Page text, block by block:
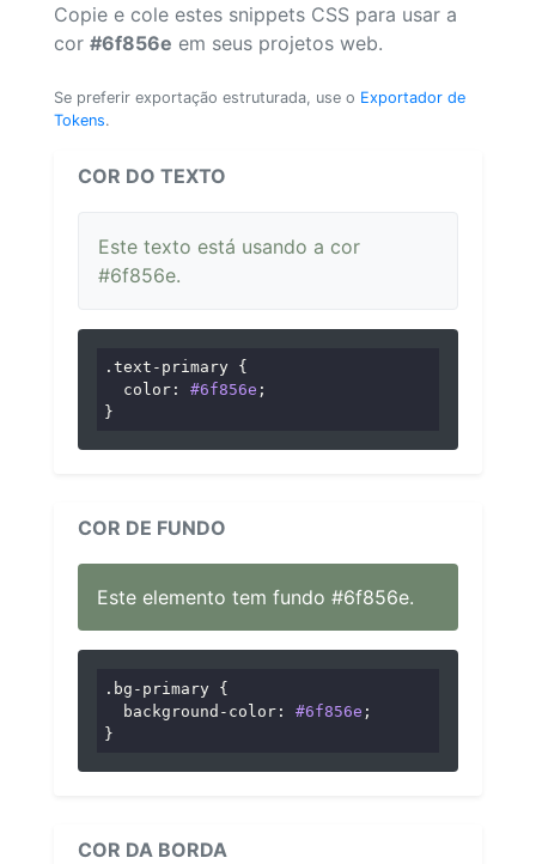
Copie e cole estes snippets CSS para usar a
cor #6f856e em seus projetos web.
Se preferir exportação estruturada, use o Exportador de
Tokens.
COR DO TEXTO
Este texto está usando a cor
#6f856e.
.text-primary {
color : #6f856e ;
}
COR DE FUNDO
Este elemento tem fundo #6f856e.
.bg-primary {
background-color : #6f856e ;
}
COR DA BORDA